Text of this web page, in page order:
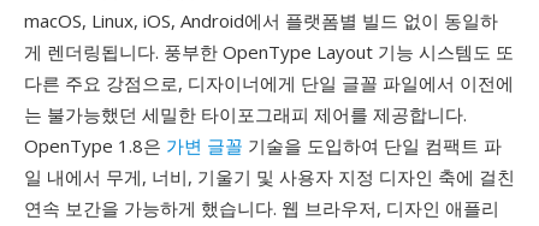
macOS, Linux, iOS, Android에서 플랫폼별 빌드 없이 동일하
게 렌더링됩니다. 풍부한 OpenType Layout 기능 시스템도 또
다른 주요 강점으로, 디자이너에게 단일 글꼴 파일에서 이전에
는 불가능했던 세밀한 타이포그래피 제어를 제공합니다.
OpenType 1.8은 가변 글꼴 기술을 도입하여 단일 컴팩트 파
일 내에서 무게, 너비, 기울기 및 사용자 지정 디자인 축에 걸친
연속 보간을 가능하게 했습니다. 웹 브라우저, 디자인 애플리